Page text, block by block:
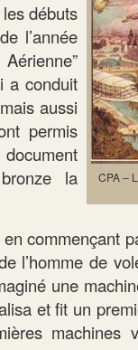
CPA –
débuts
l’année
a conduit
aussi
permis
la
commençant
l’homme de
une
et fit un
machines